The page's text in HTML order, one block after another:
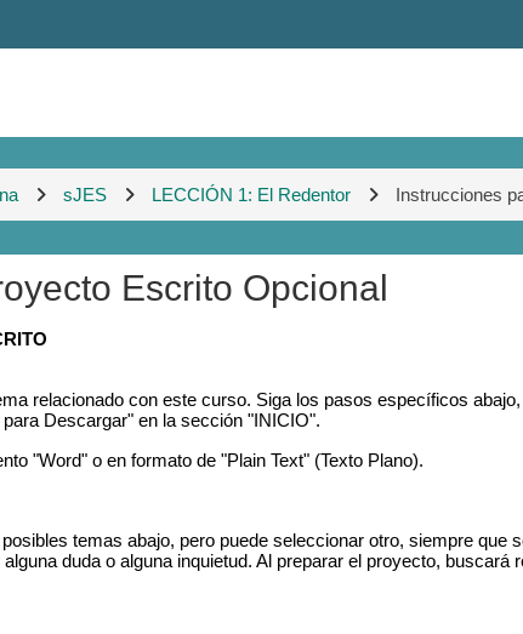
sJES LECCIÓN 1: El Redentor Instrucciones
Escrito Opcional
relacionado con este curso. Siga los pasos específicos
Descargar" en la sección "INICIO".
"Word" o en formato de "Plain Text" (Texto Plano).
temas abajo, pero puede seleccionar otro, siempre que
duda o alguna inquietud. Al preparar el proyecto, buscará